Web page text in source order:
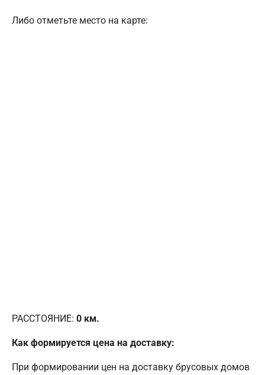
Либо отметьте место на карте:
РАССТОЯНИЕ: 0 км.
Как формируется цена на доставку:
При формировании цен на доставку брусовых домов